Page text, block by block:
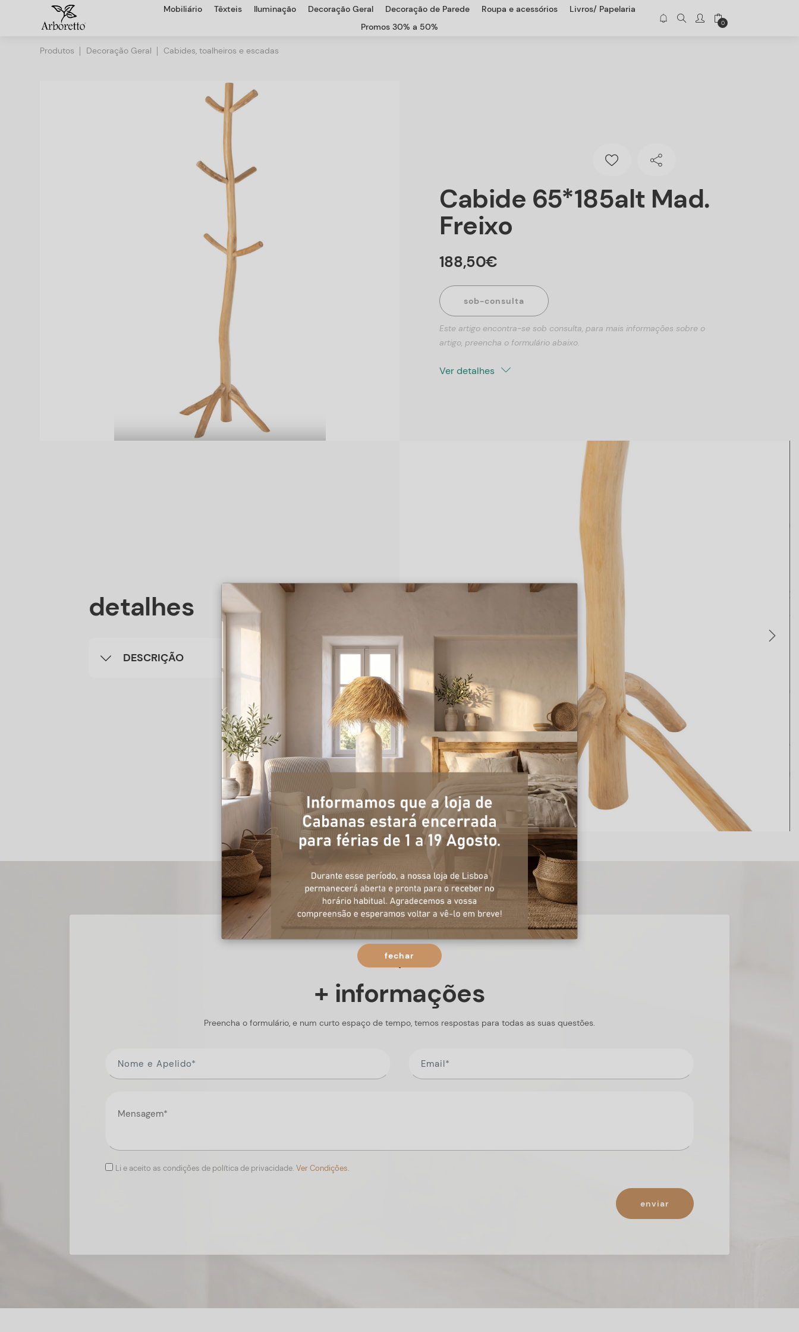
Mobiliário Têxteis Iluminação Decoração Geral Decoração de Parede Roupa e acessórios
Livros/ Papelaria
Promos 30% a 50%
0
Produtos Decoração Geral Cabides, toalheiros e escadas
Cabide 65*185alt Mad.
Freixo
188,50€
sob-consulta
Este artigo encontra-se sob consulta, para mais informações sobre o
artigo, preencha o formulário abaixo.
Ver detalhes
detalhes
DESCRIÇÃO
+ informações
Preencha o formulário, e num curto espaço de tempo, temos respostas para todas as suas questões.
Li e aceito as condições de política de privacidade. Ver Condições.
enviar
fechar